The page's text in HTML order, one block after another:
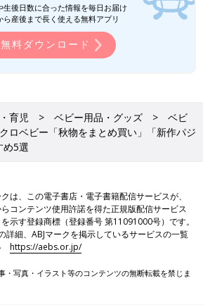
生後日数に合った情報を毎日お届け
ら産後まで長く使える無料アプリ
無料ダウンロード
育児 ベビー用品・グッズ
ベビ
ロベビー「秋物をまとめ買い」「新作パジ
め5選
は、この電子書店・電子書籍配信サービスが、
コンテンツ使用許諾を得た正規版配信サービス
示す登録商標（登録番号 第11091000号）です。
詳細、ABJマークを掲示しているサービスの一覧
→https://aebs.or.jp/
・写真・イラスト等のコンテンツの無断転載を禁じま